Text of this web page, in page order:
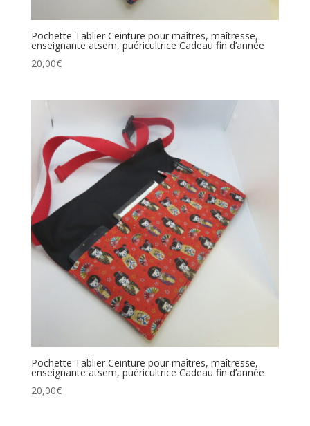
Pochette Tablier Ceinture pour maîtres, maîtresse,
enseignante atsem, puéricultrice Cadeau fin d’année
20,00€
Pochette Tablier Ceinture pour maîtres, maîtresse,
enseignante atsem, puéricultrice Cadeau fin d’année
20,00€